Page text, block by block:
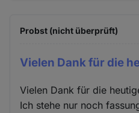
Probst (nicht überprüft)
Vielen Dank für die
Vielen Dank für die
Ich stehe nur noch